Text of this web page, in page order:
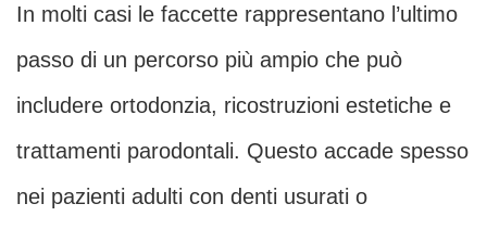
In molti casi le faccette rappresentano l’ultimo
passo di un percorso più ampio che può
includere ortodonzia, ricostruzioni estetiche e
trattamenti parodontali. Questo accade spesso
nei pazienti adulti con denti usurati o